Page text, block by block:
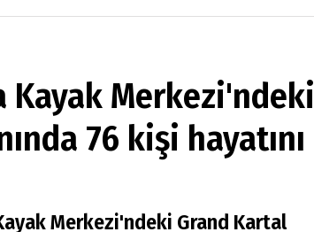
Kayak Merkezi'ndeki
76 kişi hayatını
Merkezi'ndeki Grand Kartal